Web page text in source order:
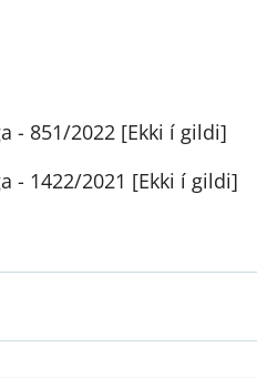
- 851/2022 [Ekki í gildi]
- 1422/2021 [Ekki í gildi]